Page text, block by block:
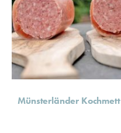
Münsterländer Kochmett